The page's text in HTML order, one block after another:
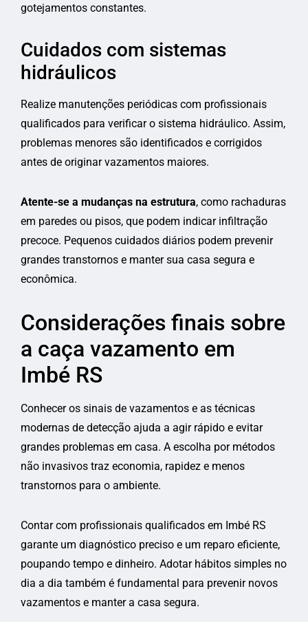
gotejamentos constantes.
Cuidados com sistemas
hidráulicos
Realize manutenções periódicas com profissionais
qualificados para verificar o sistema hidráulico. Assim,
problemas menores são identificados e corrigidos
antes de originar vazamentos maiores.
Atente-se a mudanças na estrutura, como rachaduras
em paredes ou pisos, que podem indicar infiltração
precoce. Pequenos cuidados diários podem prevenir
grandes transtornos e manter sua casa segura e
econômica.
Considerações finais sobre
a caça vazamento em
Imbé RS
Conhecer os sinais de vazamentos e as técnicas
modernas de detecção ajuda a agir rápido e evitar
grandes problemas em casa. A escolha por métodos
não invasivos traz economia, rapidez e menos
transtornos para o ambiente.
Contar com profissionais qualificados em Imbé RS
garante um diagnóstico preciso e um reparo eficiente,
poupando tempo e dinheiro. Adotar hábitos simples no
dia a dia também é fundamental para prevenir novos
vazamentos e manter a casa segura.